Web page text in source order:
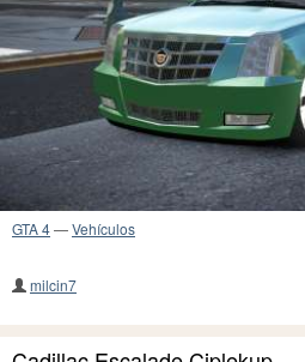
GTA 4—Vehículos
milcin7